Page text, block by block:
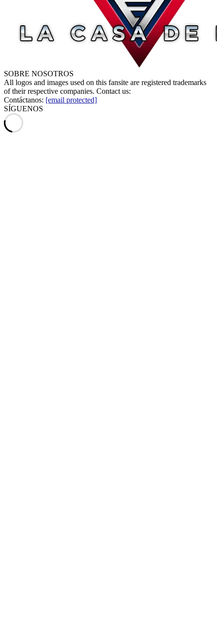
SOBRE NOSOTROS
All logos and images used on this fansite are registered trademarks
of their respective companies. Contact us:
Contáctanos: [email protected]
SÍGUENOS